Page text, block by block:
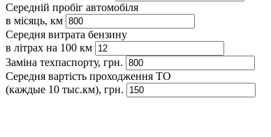
Середній пробіг автомобіля
в місяць, км
Середня витрата бензину
в літрах на 100 км
Заміна техпаспорту, грн.
Середня вартість проходження ТО
(каждые 10 тыс.км), грн.